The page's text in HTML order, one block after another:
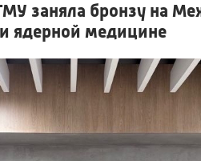
заняла бронзу на
ядерной медицине